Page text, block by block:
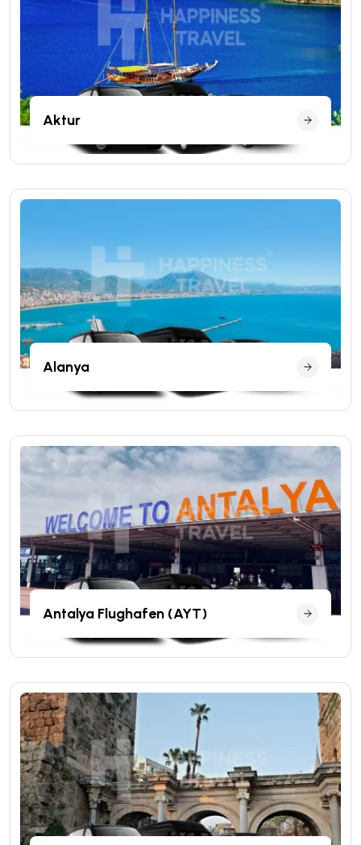
Aktur
Alanya
Antalya Flughafen (AYT)